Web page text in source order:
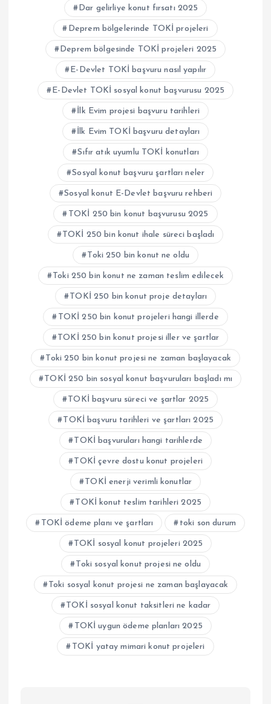
Dar gelirliye konut fırsatı 2025
Deprem bölgelerinde TOKİ projeleri
Deprem bölgesinde TOKİ projeleri 2025
E-Devlet TOKİ başvuru nasıl yapılır
E-Devlet TOKİ sosyal konut başvurusu 2025
İlk Evim projesi başvuru tarihleri
İlk Evim TOKİ başvuru detayları
Sıfır atık uyumlu TOKİ konutları
Sosyal konut başvuru şartları neler
Sosyal konut E-Devlet başvuru rehberi
TOKİ 250 bin konut başvurusu 2025
TOKİ 250 bin konut ihale süreci başladı
Toki 250 bin konut ne oldu
Toki 250 bin konut ne zaman teslim edilecek
TOKİ 250 bin konut proje detayları
TOKİ 250 bin konut projeleri hangi illerde
TOKİ 250 bin konut projesi iller ve şartlar
Toki 250 bin konut projesi ne zaman başlayacak
TOKİ 250 bin sosyal konut başvuruları başladı mı
TOKİ başvuru süreci ve şartlar 2025
TOKİ başvuru tarihleri ve şartları 2025
TOKİ başvuruları hangi tarihlerde
TOKİ çevre dostu konut projeleri
TOKİ enerji verimli konutlar
TOKİ konut teslim tarihleri 2025
TOKİ ödeme planı ve şartları toki son durum
TOKİ sosyal konut projeleri 2025
Toki sosyal konut projesi ne oldu
Toki sosyal konut projesi ne zaman başlayacak
TOKİ sosyal konut taksitleri ne kadar
TOKİ uygun ödeme planları 2025
TOKİ yatay mimari konut projeleri